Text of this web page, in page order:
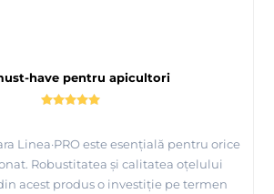
have pentru apicultori
Linea·PRO este esențială pentru orice
Robustitatea și calitatea oțelului
acest produs o investiție pe termen